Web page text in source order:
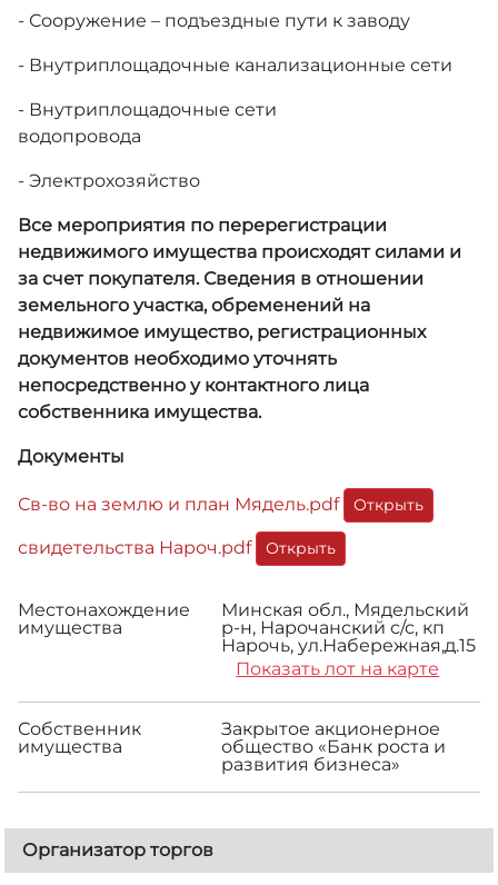
- Сооружение – подъездные пути к заводу
- Внутриплощадочные канализационные сети
- Внутриплощадочные сети
водопровода
- Электрохозяйство
Все мероприятия по перерегистрации
недвижимого имущества происходят силами и
за счет покупателя. Сведения в отношении
земельного участка, обременений на
недвижимое имущество, регистрационных
документов необходимо уточнять
непосредственно у контактного лица
собственника имущества.
Документы
Св-во на землю и план Мядель.pdf Открыть
свидетельства Нароч.pdf Открыть
Местонахождение
имущества
Минская обл., Мядельский
р-н, Нарочанский с/с, кп
Нарочь, ул.Набережная,д.15
Показать лот на карте
Собственник
имущества
Закрытое акционерное
общество «Банк роста и
развития бизнеса»
Организатор торгов